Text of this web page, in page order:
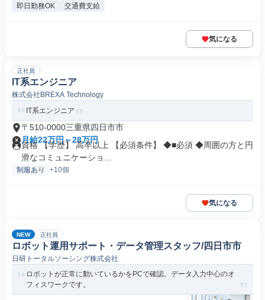
即日勤務OK 交通費支給
気になる
正社員
IT系エンジニア
株式会社BREXA Technology
IT系エンジニア
〒510-0000三重県四日市市
月給22万円～28万円
資格 【学歴】 高卒以上 【必須条件】 ◆■必須 ◆周囲の方と円
滑なコミュニケーショ...
制服あり +10個
気になる
NEW 正社員
ロボット運用サポート・データ管理スタッフ/四日市市
日研トータルソーシング株式会社
ロボットが正常に動いているかをPCで確認。データ入力中心のオ
フィスワークです。